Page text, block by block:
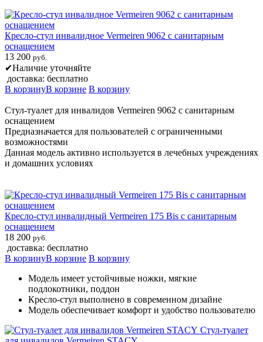
Кресло-стул инвалидное Vermeiren 9062 с санитарным
оснащением
13 200 руб.
✔Наличие уточняйте
доставка: бесплатно
В корзинуВ корзине В корзину
Стул-туалет для инвалидов Vermeiren 9062 с санитарным
оснащением
Предназначается для пользователей с ограниченными
возможностями
Данная модель активно используется в лечебных учреждениях
и домашних условиях
Кресло-стул инвалидный Vermeiren 175 Bis с санитарным
оснащением
18 200 руб.
доставка: бесплатно
В корзинуВ корзине В корзину
Модель имеет устойчивые ножки, мягкие
подлокотники, поддон
Кресло-стул выполнено в современном дизайне
Модель обеспечивает комфорт и удобство пользователю
Стул-туалет